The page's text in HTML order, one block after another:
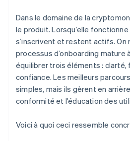
Dans le domaine de la
le produit. Lorsqu’elle
s’inscrivent et restent actifs. On
processus d’onboarding mature
équilibrer trois éléments :
confiance. Les meilleurs
simples, mais ils gèrent en
conformité et l’éducation des
Voici à quoi ceci ressemble